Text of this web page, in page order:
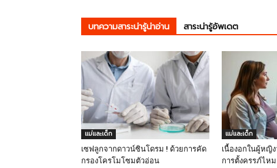
บทความสาระน่ารู้น่าอ่าน สาระน่ารู้อัพเดต
แม่และเด็ก
เซฟลูกจากดาวน์ซินโดรม ! ด้วยการคัด
กรองโครโมโซมตัวอ่อน
แม่และเด็ก
เนื้องอกในผู้หญิ
การตั้งครรภ์ไห